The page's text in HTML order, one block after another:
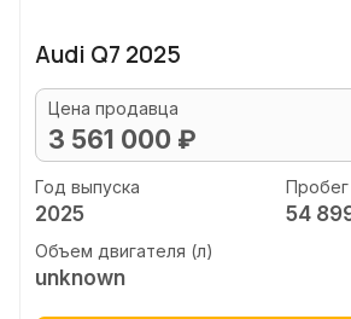
Audi Q7 2025
Цена продавца
3 561 000 ₽
Год выпуска
2025
Пробег
54
Объем двигателя (л)
unknown